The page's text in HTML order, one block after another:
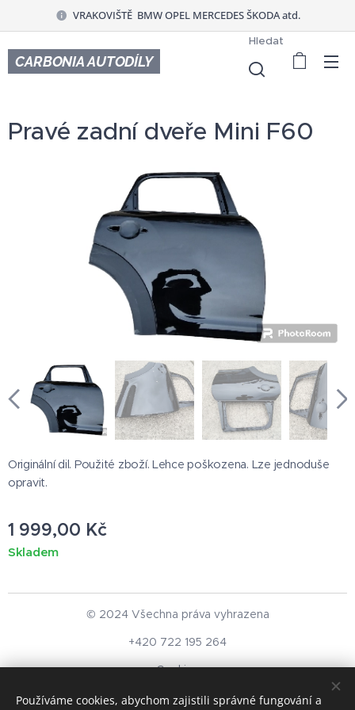
VRAKOVIŠTĚ BMW OPEL MERCEDES ŠKODA atd.
CARBONIA AUTODÍLY
Hledat
Pravé zadní dveře Mini F60
Originální dil. Použité zboží. Lehce poškozena. Lze jednoduše
opravit.
1 999,00 Kč
Skladem
© 2024 Všechna práva vyhrazena
+420 722 195 264
Cookies
Měna
Používáme cookies, abychom zajistili správné fungování a